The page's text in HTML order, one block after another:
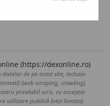
(https://dexonline.ro)
de pe acest site, inclusiv
(web scraping, crawling),
prealabil scris, cu excepția
utilizare publică (vezi licența).